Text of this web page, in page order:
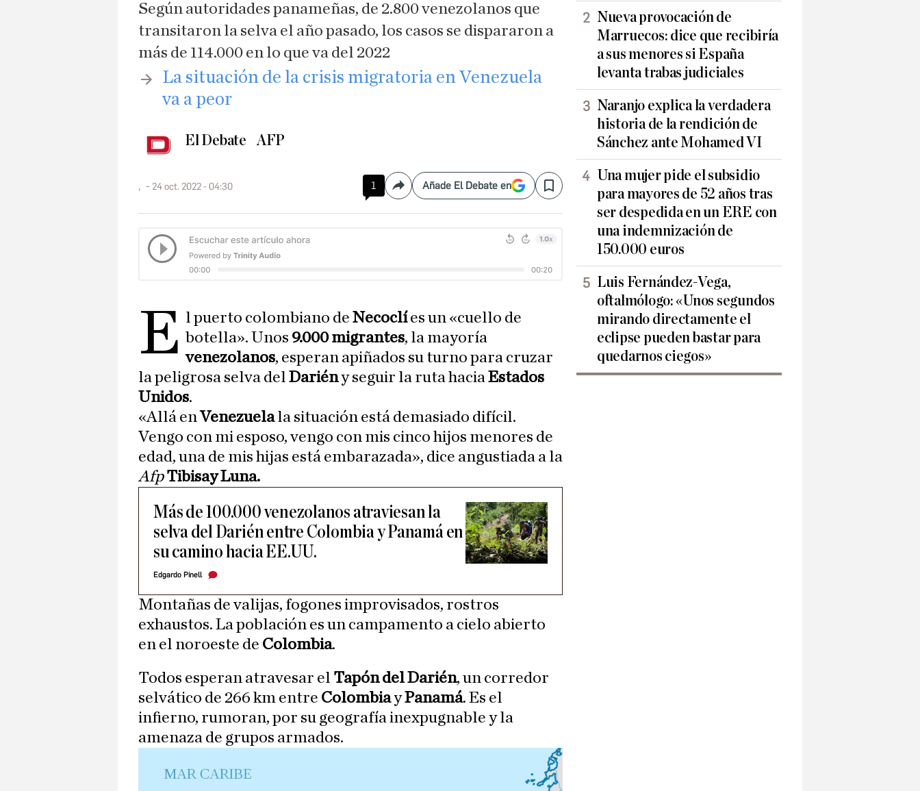
Según autoridades panameñas, de 2.800 venezolanos que
transitaron la selva el año pasado, los casos se dispararon a
más de 114.000 en lo que va del 2022
La situación de la crisis migratoria en Venezuela
va a peor
El Debate AFP
, 24 oct. 2022 - 04:30 1 CompartirAñade El Debate en Save
E l puerto colombiano deNecoclíes un «cuello de
botella». Unos 9.000 migrantes, la mayoría
venezolanos, esperan apiñados su turno para cruzar
la peligrosa selva del Dariény seguir la ruta haciaEstados
Unidos.
«Allá enVenezuelala situación está demasiado difícil.
Vengo con mi esposo, vengo con mis cinco hijos menores de
edad, una de mis hijas está embarazada», dice angustiada a la
Afp Tibisay Luna.
Más de 100.000 venezolanos atraviesan la
selva del Darién entre Colombia y Panamá en
su camino hacia EE.UU.
Edgardo Pinell
Montañas de valijas, fogones improvisados, rostros
exhaustos. La población es un campamento a cielo abierto
en el noroeste de Colombia.
Todos esperan atravesar el Tapón del Darién, un corredor
selvático de 266 km entre ColombiayPanamá. Es el
infierno, rumoran, por su geografía inexpugnable y la
amenaza de grupos armados.
Nueva provocación de
Marruecos: dice que recibiría
a sus menores si España
levanta trabas judiciales
Naranjo explica la verdadera
historia de la rendición de
Sánchez ante Mohamed VI
Una mujer pide el subsidio
para mayores de 52 años tras
ser despedida en un ERE con
una indemnización de
150.000 euros
Luis Fernández-Vega,
oftalmólogo: «Unos segundos
mirando directamente el
eclipse pueden bastar para
quedarnos ciegos»